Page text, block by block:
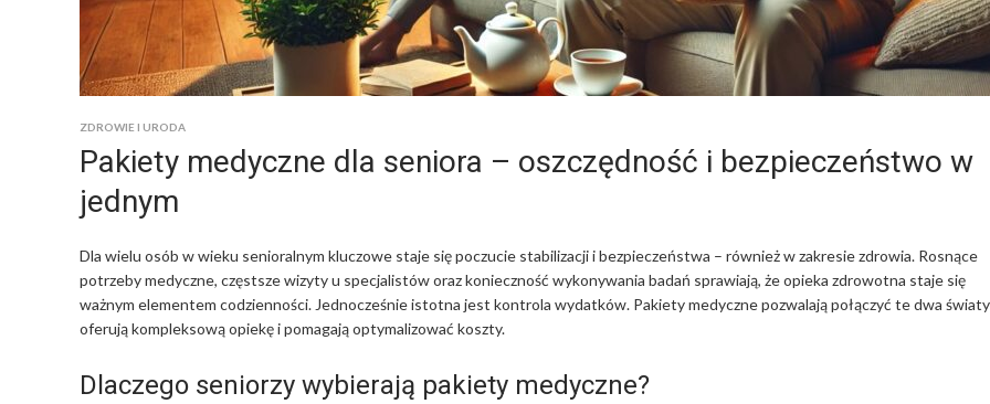
ZDROWIE I URODA
Pakiety medyczne dla seniora – oszczędność i bezpieczeństwo w
jednym
Dla wielu osób w wieku senioralnym kluczowe staje się poczucie stabilizacji i bezpieczeństwa – również w zakresie zdrowia. Rosnące
potrzeby medyczne, częstsze wizyty u specjalistów oraz konieczność wykonywania badań sprawiają, że opieka zdrowotna staje się
ważnym elementem codzienności. Jednocześnie istotna jest kontrola wydatków. Pakiety medyczne pozwalają połączyć te dwa
oferują kompleksową opiekę i pomagają optymalizować koszty.
Dlaczego seniorzy wybierają pakiety medyczne?